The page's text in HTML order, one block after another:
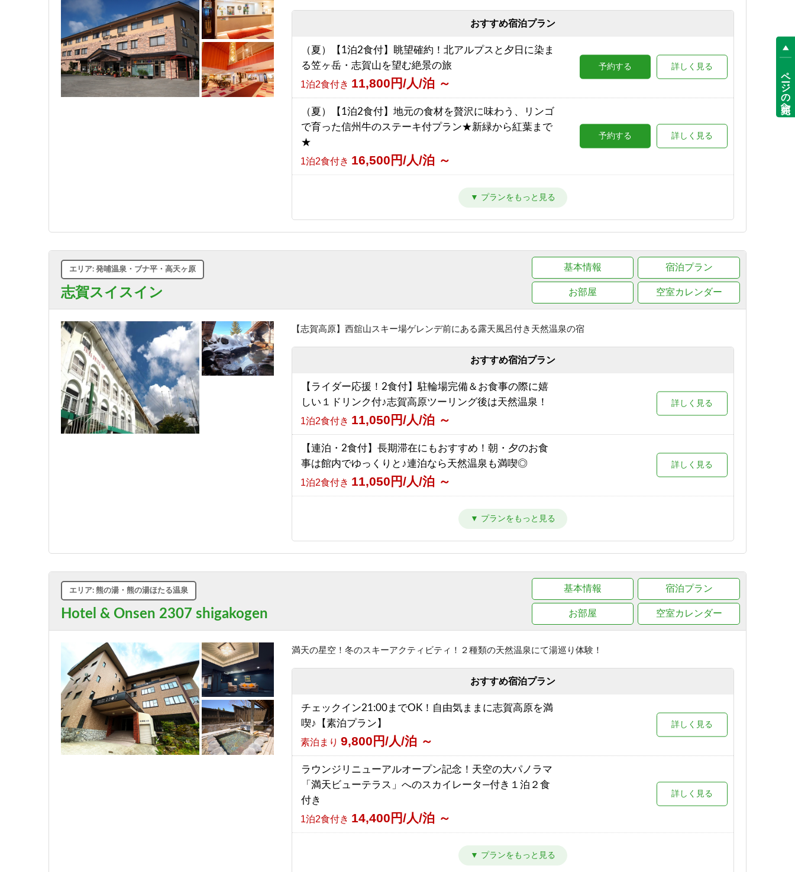
朝食のみ13,811円/人/泊 ～
の前！小学生までリフト券無料♪
詳しく見る
予約する
1泊2食付き 23,511円/人/泊 ～
【南館】【室料】バリューレート / 焼額山スキー場が目
の前！小学生までリフト券無料♪
素泊まり7,763円/人/泊 ～
【南館】【朝食付】バリューレート/ 焼額山スキー場が
目の前！小学生までリフト券無料♪
詳しく見る
【南館】【夕朝食付】バリューレート/焼額山スキー場
17,763円/人/泊 ～
【南館】【室料】連泊プラン / 焼額山スキー場が目の
詳しく見る
【南館】【夕朝食付】連泊プラン / 焼額山スキー場が目
の前！小学生までリフト券無料♪
16,792円/人/泊 ～
【西館】【室料】バリューレート / 焼額山スキー場が目
の前！小学生までリフト券無料♪
8,166円/人/泊 ～
目の前！小学生までリフト券無料♪
詳しく見る
【西館】【室料】連泊プラン / 焼額山スキー場が目の
前！小学生までリフト券無料♪
詳しく見る
【西館】【朝食付】連泊プラン / 焼額山スキー場が目の
前！小学生までリフト券無料♪
詳しく見る
朝食のみ 10,445円/人/泊 ～
【西館】【夕朝食付】連泊プラン / 焼額山スキー場が目
の前！小学生までリフト券無料♪
詳しく見る
おすすめ宿泊プラン
（夏）【1泊2食付】眺望確約！北アルプスと夕日に染ま
る笠ヶ岳・志賀山を望む絶景の旅
詳しく見る
予約する
1泊2食付き 11,800円/人/泊 ～
（夏）【1泊2食付】地元の食材を贅沢に味わう、リンゴ
で育った信州牛のステーキ付プラン★新緑から紅葉まで
★
詳しく見る
予約する
1泊2食付き 16,500円/人/泊 ～
トレッキングと温泉を楽しもう★新緑から紅葉まで★
1泊2食付き10,800円/人/泊 ～
（夏）【1泊夕食付】朝はゆっくり、自分時間。早朝出
詳しく見る
予約する
（夏）【素泊まり】星空の下でリフレッシュ！青葉が美
しい高原で過ごす気ままな休日
素泊まり9,000円/人/泊 ～
ラン！お食事はオプションで選択可能！
詳しく見る
素泊まり 8,500円/人/泊 ～
志賀スイスイン
エリア: 発哺温泉・ブナ平・高天ヶ原
【志賀高原】西舘山スキー場ゲレンデ前にある露天風呂付き天然温泉の宿
基本情報 宿泊プラン
お部屋 空室カレンダー
おすすめ宿泊プラン
【ライダー応援！2食付】駐輪場完備＆お食事の際に嬉
しい１ドリンク付♪志賀高原ツーリング後は天然温泉！
詳しく見る
1泊2食付き 11,050円/人/泊 ～
【連泊・2食付】長期滞在にもおすすめ！朝・夕のお食
事は館内でゆっくりと♪連泊なら天然温泉も満喫◎
詳しく見る
1泊2食付き 11,050円/人/泊 ～
ンダード2食！北アルプスを望む露天風呂付の温泉宿！
1泊2食付き12,050円/人/泊 ～
【夕食付】早朝に出発される方はこちら！北アルプスを
詳しく見る
【朝食付】ご到着が遅いご予約にもおすすめ！北アルプ
スを望む露天風呂付の温泉宿！
朝食のみ8,050円/人/泊 ～
ビスなしの割り切りプラン◎
詳しく見る
素泊まり4,000円/人/泊 ～
【2食付・連泊プラン】5泊以上のご宿泊で通常よりオト
ク！北アルプスを望む露天風呂付温泉宿
1泊2食付き10,000円/人/泊 ～
Hotel & Onsen 2307 shigakogen
エリア: 熊の湯・熊の湯ほたる温泉
満天の星空！冬のスキーアクティビティ！２種類の天然温泉にて湯巡り体験！
基本情報 宿泊プラン
お部屋 空室カレンダー
おすすめ宿泊プラン
チェックイン21:00までOK！自由気ままに志賀高原を満
喫♪【素泊プラン】
詳しく見る
素泊まり 9,800円/人/泊 ～
ラウンジリニューアルオープン記念！天空の大パノラマ
「満天ビューテラス」へのスカイレータ―付き１泊２食
付き
詳しく見る
1泊2食付き 14,400円/人/泊 ～
ページの先頭へ